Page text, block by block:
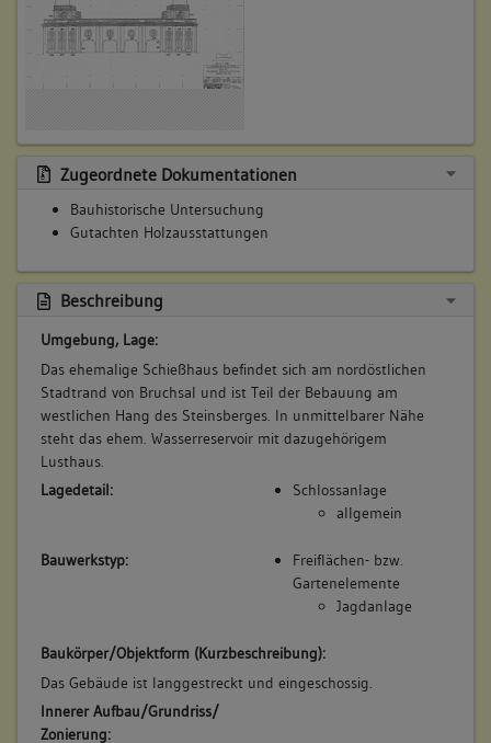
Freiflächen- bzw. Gartenelemente
Jagdanlage
Terrasse/ Terrassierung
2. Bauphase:
(1806 - 1877)
Übernahme des Hochstifts Speyer durch Großherzogtum
Baden, Nutzung durch Schützenvereine und als
Betroffene Gebäudeteile:
Bauwerkstyp:
Freiflächen- bzw. Gartenelemente
Jagdanlage
Terrasse/ Terrassierung
Verkauf an die Stadt Bruchsal, Umbau zur Wohnung, Terrasse
weiterhin öffentlich als Aussichtspunkt genutzt (a).
keine
Bauwerkstyp:
Wohnbauten
Zugeordnete Dokumentationen
Bauhistorische Untersuchung
Gutachten Holzausstattungen
Beschreibung
Umgebung, Lage:
Das ehemalige Schießhaus befindet sich am nordöstlichen
Stadtrand von Bruchsal und ist Teil der Bebauung am
westlichen Hang des Steinsberges. In unmittelbarer Nähe
steht das ehem. Wasserreservoir mit dazugehörigem
Lusthaus.
Lagedetail:
Schlossanlage
allgemein
Bauwerkstyp:
Freiflächen- bzw.
Gartenelemente
Jagdanlage
Baukörper/Objektform (Kurzbeschreibung):
Das Gebäude ist langgestreckt und eingeschossig.
Innerer Aufbau/Grundriss/
Zonierung: